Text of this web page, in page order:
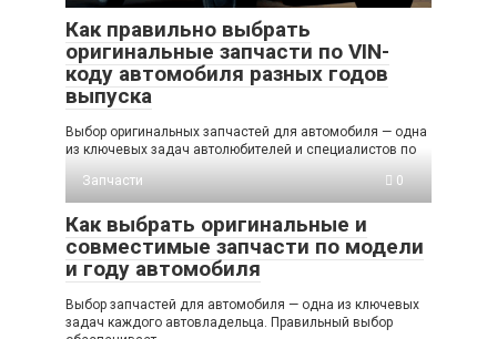
Как правильно выбрать
оригинальные запчасти по VIN-
коду автомобиля разных годов
выпуска
Выбор оригинальных запчастей для автомобиля — одна
из ключевых задач автолюбителей и специалистов по
Запчасти
0
Как выбрать оригинальные и
совместимые запчасти по модели
и году автомобиля
Выбор запчастей для автомобиля — одна из ключевых
задач каждого автовладельца. Правильный выбор